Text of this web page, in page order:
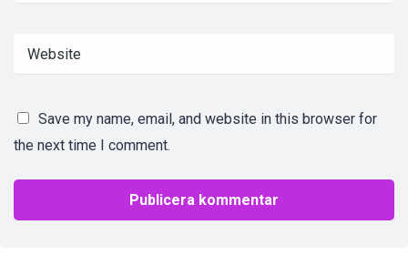
Save my name, email, and website in this browser for
the next time I comment.